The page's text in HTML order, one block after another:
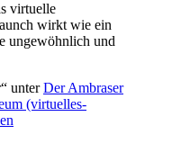
virtuelle
wirkt wie ein
ungewöhnlich und
unterDer Ambraser
(virtuelles-